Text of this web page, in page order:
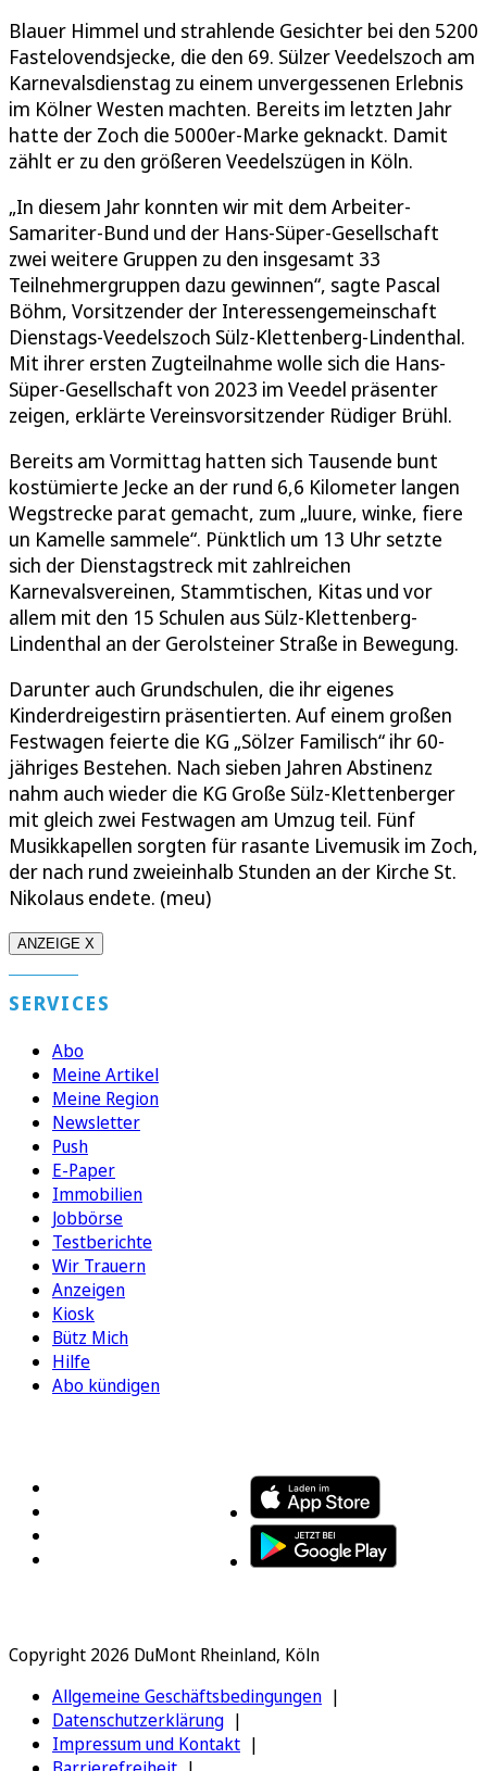
Blauer Himmel und strahlende Gesichter bei den 5200
Fastelovendsjecke, die den 69. Sülzer Veedelszoch am
Karnevalsdienstag zu einem unvergessenen Erlebnis
im Kölner Westen machten. Bereits im letzten Jahr
hatte der Zoch die 5000er-Marke geknackt. Damit
zählt er zu den größeren Veedelszügen in Köln.
„In diesem Jahr konnten wir mit dem Arbeiter-
Samariter-Bund und der Hans-Süper-Gesellschaft
zwei weitere Gruppen zu den insgesamt 33
Teilnehmergruppen dazu gewinnen“, sagte Pascal
Böhm, Vorsitzender der Interessengemeinschaft
Dienstags-Veedelszoch Sülz-Klettenberg-Lindenthal.
Mit ihrer ersten Zugteilnahme wolle sich die Hans-
Süper-Gesellschaft von 2023 im Veedel präsenter
zeigen, erklärte Vereinsvorsitzender Rüdiger Brühl.
Bereits am Vormittag hatten sich Tausende bunt
kostümierte Jecke an der rund 6,6 Kilometer langen
Wegstrecke parat gemacht, zum „luure, winke, fiere
un Kamelle sammele“. Pünktlich um 13 Uhr setzte
sich der Dienstagstreck mit zahlreichen
Karnevalsvereinen, Stammtischen, Kitas und vor
allem mit den 15 Schulen aus Sülz-Klettenberg-
Lindenthal an der Gerolsteiner Straße in Bewegung.
Darunter auch Grundschulen, die ihr eigenes
Kinderdreigestirn präsentierten. Auf einem großen
Festwagen feierte die KG „Sölzer Familisch“ ihr 60-
jähriges Bestehen. Nach sieben Jahren Abstinenz
nahm auch wieder die KG Große Sülz-Klettenberger
mit gleich zwei Festwagen am Umzug teil. Fünf
Musikkapellen sorgten für rasante Livemusik im Zoch,
der nach rund zweieinhalb Stunden an der Kirche St.
Nikolaus endete. (meu)
ANZEIGE X
SERVICES
Abo
Meine Artikel
Meine Region
Newsletter
Push
E-Paper
Immobilien
Jobbörse
Testberichte
Wir Trauern
Anzeigen
Kiosk
Bütz Mich
Hilfe
Abo kündigen
Copyright 2026 DuMont Rheinland, Köln
Allgemeine Geschäftsbedingungen
Datenschutzerklärung
Impressum und Kontakt